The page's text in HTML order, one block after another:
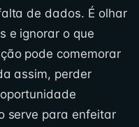
de dados. É olhar
e ignorar o que
pode comemorar
assim, perder
serve para enfeitar